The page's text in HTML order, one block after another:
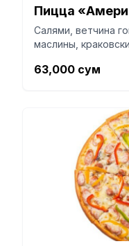
Пицца
Салями, ветчина
маслины,
63,000 сум